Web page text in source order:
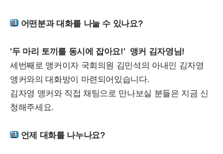
어떤분과 대화를 나눌 수 있나요?
'두 마리 토끼를 동시에 잡아요!' 앵커 김자영님!
세번째로 앵커이자 국회의원 김민석의 아내인 김자영
앵커와의 대화방이 마련되어있습니다.
김자영 앵커와 직접 채팅으로 만나보실 분들은 지금 신
청해주세요.
언제 대화를 나누나요?